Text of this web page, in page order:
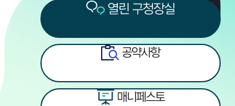
열린 구청장실
공약사항
매니페스토